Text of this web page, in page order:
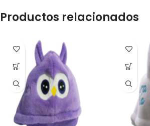
Productos relacionados